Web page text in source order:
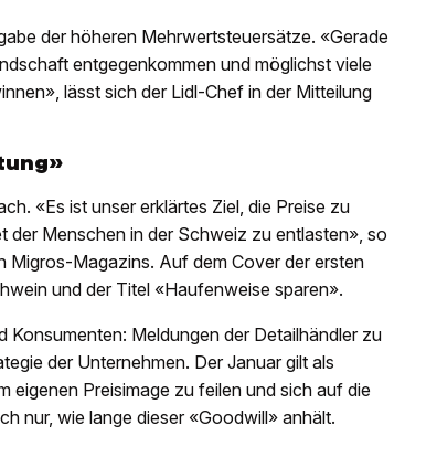
der höheren Mehrwertsteuersätze. «Gerade
entgegenkommen und möglichst viele
lässt sich der Lidl-Chef in der Mitteilung
«Es ist unser erklärtes Ziel, die Preise zu
der Menschen in der Schweiz zu entlasten», so
Migros-Magazins. Auf dem Cover der ersten
und der Titel «Haufenweise sparen».
Meldungen der Detailhändler zu
der Unternehmen. Der Januar gilt als
eigenen Preisimage zu feilen und sich auf die
nur, wie lange dieser «Goodwill» anhält.